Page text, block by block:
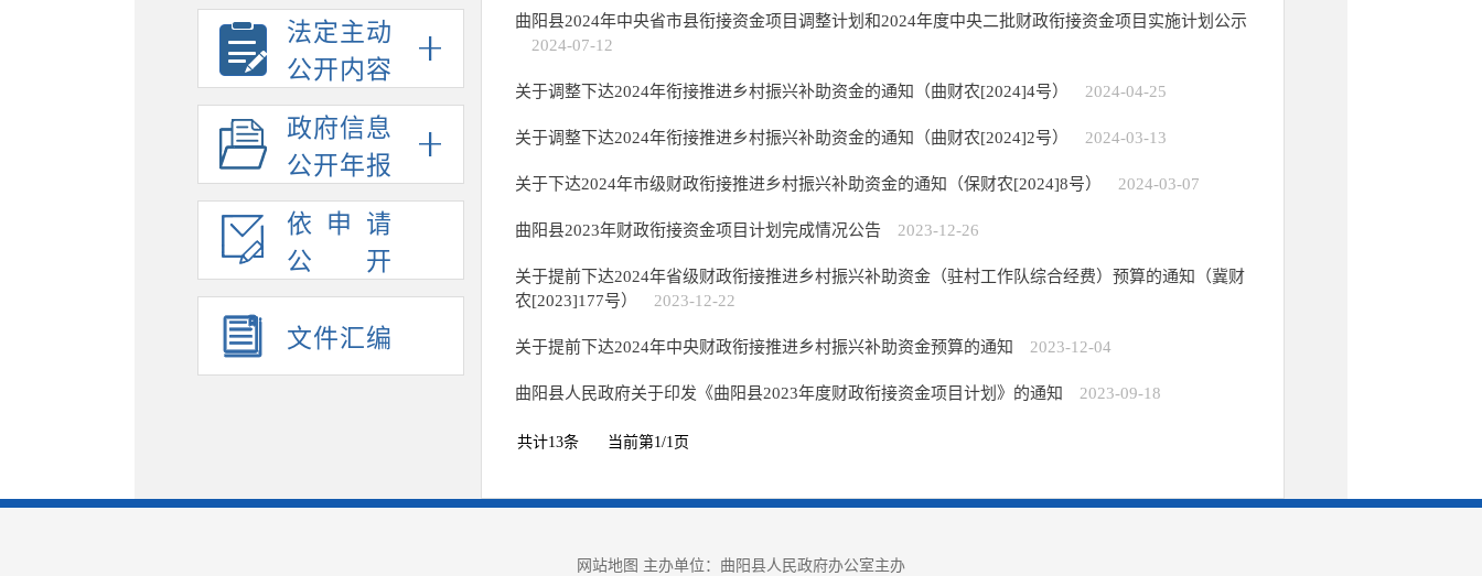
法定主动
公开内容
政府信息
公开年报
依申请
公开
文件汇编
曲阳县2024年中央省市县衔接资金项目调整计划和2024年度中央二批财政衔接资金项目实施计划公示
2024-07-12
关于调整下达2024年衔接推进乡村振兴补助资金的通知（曲财农[2024]4号） 2024-04-25
关于调整下达2024年衔接推进乡村振兴补助资金的通知（曲财农[2024]2号） 2024-03-13
关于下达2024年市级财政衔接推进乡村振兴补助资金的通知（保财农[2024]8号） 2024-03-07
曲阳县2023年财政衔接资金项目计划完成情况公告 2023-12-26
关于提前下达2024年省级财政衔接推进乡村振兴补助资金（驻村工作队综合经费）预算的通知（冀财
农[2023]177号）
2023-12-22
关于提前下达2024年中央财政衔接推进乡村振兴补助资金预算的通知 2023-12-04
曲阳县人民政府关于印发《曲阳县2023年度财政衔接资金项目计划》的通知 2023-09-18
共计13条 当前第1/1 页
网站地图 主办单位：曲阳县人民政府办公室主办